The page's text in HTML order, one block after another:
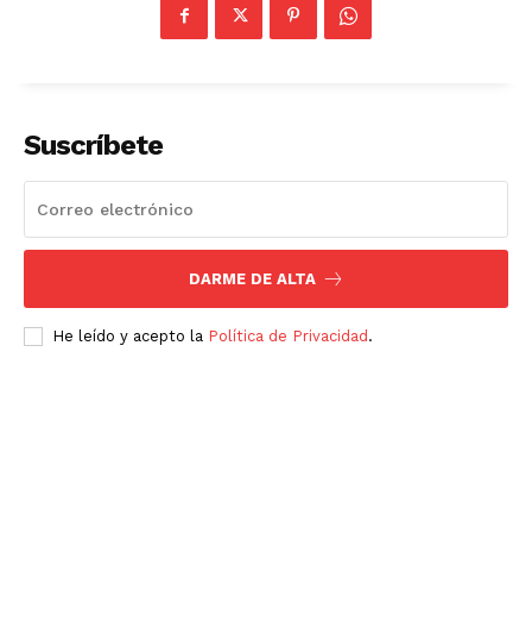
Suscríbete
DARME DE ALTA
He leído y acepto la Política de Privacidad .